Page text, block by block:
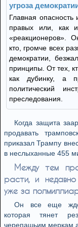
угроза
Главная опасность
правых или, как
«реакционеров».
кто, громче всех
демократии,
принципы. От тех,
как дубинку, а
политический
преследования.
Когда защита
продавать
приказал Трампу
в неслыханные 455
Между тем
расти, и
уже за
Он все еще
которая тянет
черепашьим меркам